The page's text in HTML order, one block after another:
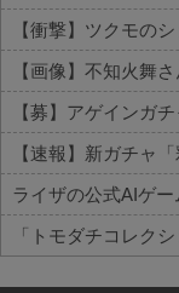
【衝撃】ツクモの
【募】アゲインガ
【速報】新ガチャ
ライザの公式AIゲ
「トモダチコレク
Powered by